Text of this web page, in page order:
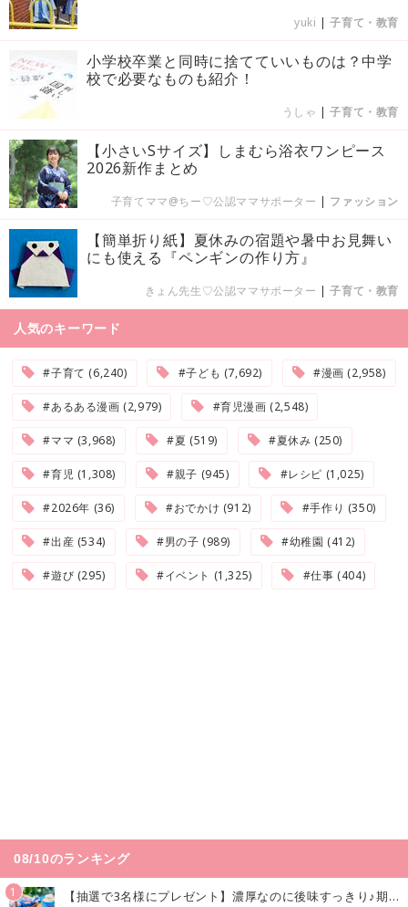
yuki |子育て・教育
小学校卒業と同時に捨てていいものは？中学
校で必要なものも紹介！
うしゃ |子育て・教育
【小さいSサイズ】しまむら浴衣ワンピース
2026新作まとめ
子育てママ@ちー♡公認ママサポーター | ファッション
【簡単折り紙】夏休みの宿題や暑中お見舞い
にも使える『ペンギンの作り方』
きょん先生♡公認ママサポーター |子育て・教育
人気のキーワード
#子育て (6,240) #子ども (7,692) #漫画 (2,958)
#あるある漫画 (2,979) #育児漫画 (2,548)
#ママ (3,968) #夏 (519) #夏休み (250)
#育児 (1,308) #親子 (945) #レシピ (1,025)
#2026年 (36) #おでかけ (912) #手作り (350)
#出産 (534) #男の子 (989) #幼稚園 (412)
#遊び (295) #イベント (1,325) #仕事 (404)
08/10のランキング
1 【抽選で3名様にプレゼント】濃厚なのに後味すっきり♪期間限定の「メイトーのなめらかプリン カルピス®入りソース」で夏を味わおう！